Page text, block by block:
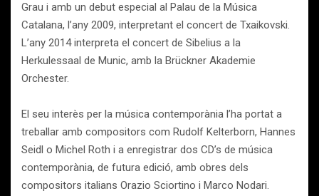
Grau i amb un debut especial al Palau de la Música
Catalana, l’any 2009, interpretant el concert de Txaikovski.
L’any 2014 interpreta el concert de Sibelius a la
Herkulessaal de Munic, amb la Brückner Akademie
Orchester.
El seu interès per la música contemporània l’ha portat a
treballar amb compositors com Rudolf Kelterborn, Hannes
Seidl o Michel Roth i a enregistrar dos CD’s de música
contemporània, de futura edició, amb obres dels
compositors italians Orazio Sciortino i Marco Nodari.